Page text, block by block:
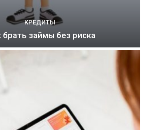
КРЕДИТЫ
брать займы без риска